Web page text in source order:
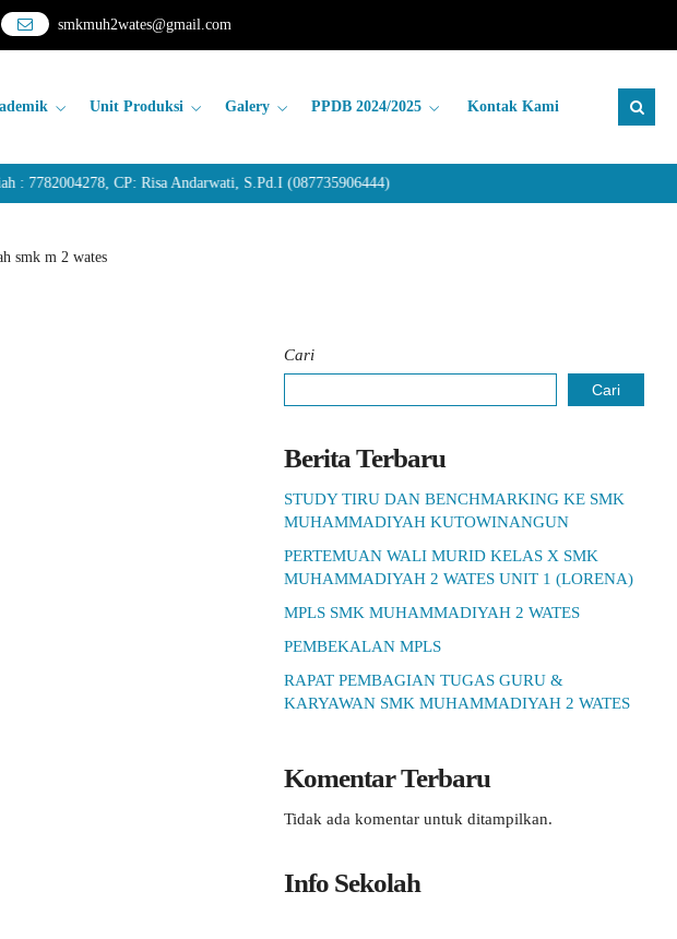
smkmuh2wates@gmail.com
Unit Produksi Galery PPDB 2024/2025 Kontak Kami
7782004278, CP: Risa Andarwati, S.Pd.I (087735906444)
smk m 2 wates
Cari
Cari
Berita Terbaru
STUDY TIRU DAN BENCHMARKING KE SMK
MUHAMMADIYAH KUTOWINANGUN
PERTEMUAN WALI MURID KELAS X SMK
MUHAMMADIYAH 2 WATES UNIT 1 (LORENA)
MPLS SMK MUHAMMADIYAH 2 WATES
PEMBEKALAN MPLS
RAPAT PEMBAGIAN TUGAS GURU &
KARYAWAN SMK MUHAMMADIYAH 2 WATES
Komentar Terbaru
Tidak ada komentar untuk ditampilkan.
Info Sekolah